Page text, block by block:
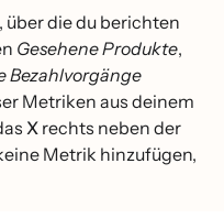
über die du berichten
Gesehene Produkte,
Bezahlvorgänge
Metriken aus deinem
X rechts neben der
Metrik hinzufügen,